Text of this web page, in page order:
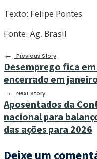
Texto: Felipe Pontes
Fonte: Ag. Brasil
←
Previous Story
Desemprego fica
encerrado em
→ Next Story
Aposentados da
nacional para
das ações para 2026
Deixe um